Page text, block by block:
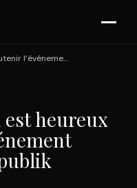
Le Groupe Nova est heureux de soutenir l’événement Movember x Républik
est heureux